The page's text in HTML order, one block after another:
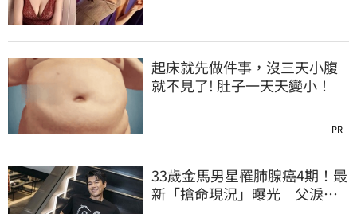
起床就先做件事，沒三天小腹
就不見了! 肚子一天天變小！
PR
33歲金馬男星罹肺腺癌4期！最
新「搶命現況」曝光 父淚